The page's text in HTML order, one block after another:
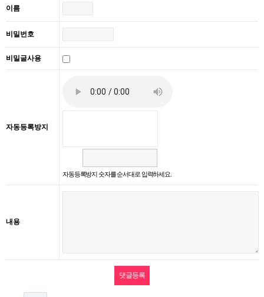
이름
비밀번호
비밀글사용
자동등록방지
자동등록방지 숫자를 순서대로 입력하세요.
내용